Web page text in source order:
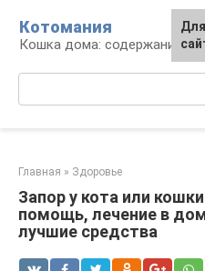
контенту
Котомания
Кошка дома: содержание и
Главная » Здоровье
Запор у кота или
помощь, лечение в
лучшие средства